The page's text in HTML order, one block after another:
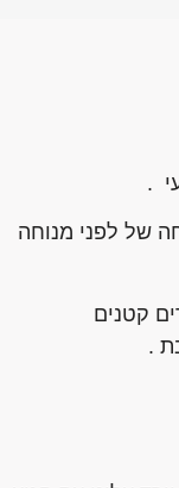
.
של לפני מנוחה
קטנים
.